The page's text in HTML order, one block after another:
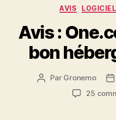
AVIS
Avis :
bon
Auteur
Par Gronemo
25